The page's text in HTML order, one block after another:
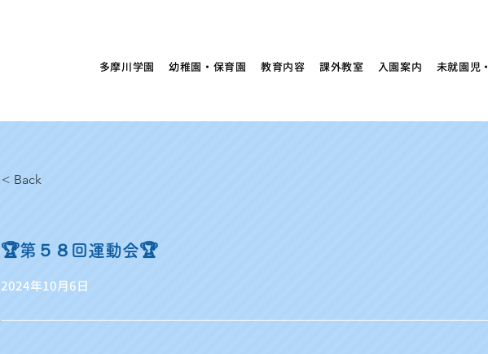
多摩川学園 幼稚園・保育園 教育内容 課外教室 入園案内 未就園児
< Back
🏆第５８回運動会🏆
2024年10月6日